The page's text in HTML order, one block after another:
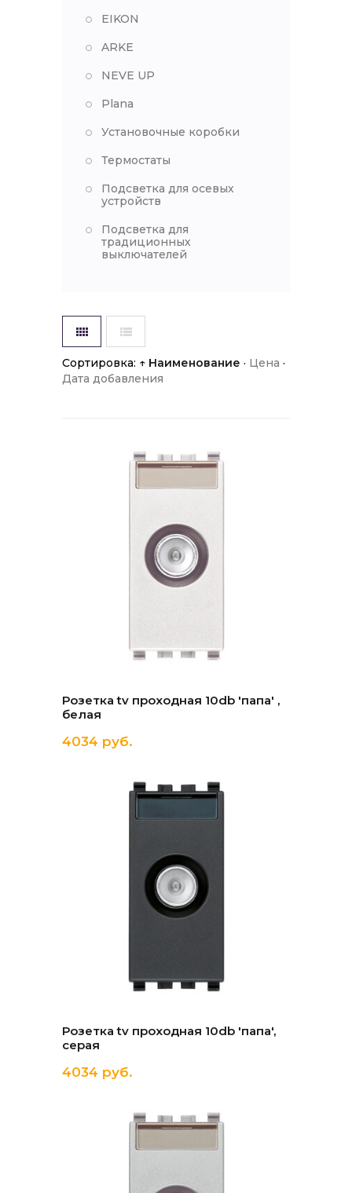
EIKON
ARKE
NEVE UP
Plana
Установочные коробки
Термостаты
Подсветка для осевых
устройств
Подсветка для
традиционных
выключателей
Сортировка: ↑ Наименование · Цена ·
Дата добавления
Розетка tv проходная 10db 'папа' ,
белая
4034 руб.
Розетка tv проходная 10db 'папа',
серая
4034 руб.